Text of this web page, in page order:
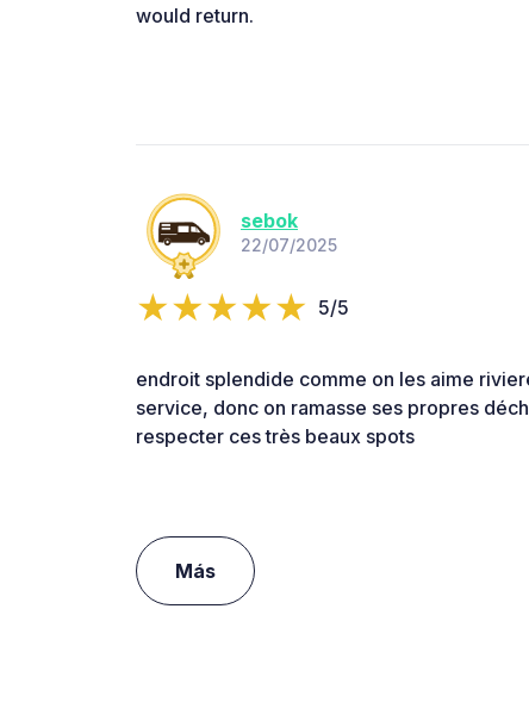
would return.
sebok
22/07/2025
5/5
endroit splendide comme on les aime
service, donc on ramasse ses propres
respecter ces très beaux spots
Más